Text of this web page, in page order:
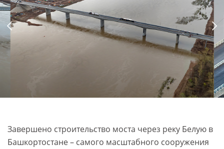
Завершено строительство моста через реку Белую в
Башкортостане – самого масштабного сооружения